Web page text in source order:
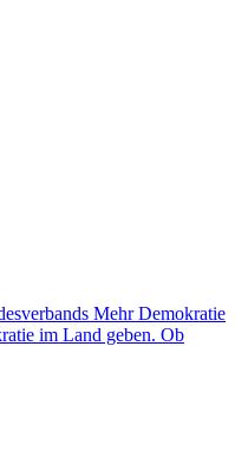
Mehr Demokratie
im Land geben. Ob